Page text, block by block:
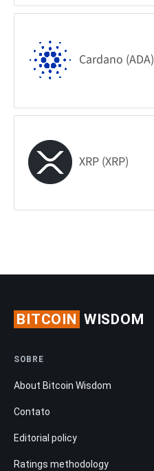
Cardano (ADA)
XRP (XRP)
BITCOIN WISDOM
SOBRE
About Bitcoin Wisdom
Contato
Editorial policy
Ratings methodology